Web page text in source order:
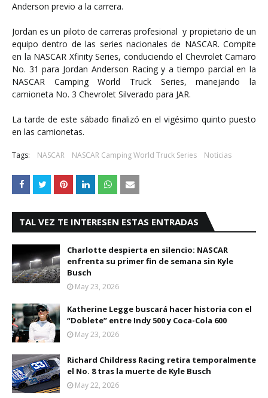
Anderson previo a la carrera.
Jordan es un piloto de carreras profesional y propietario de un
equipo dentro de las series nacionales de NASCAR. Compite
en la NASCAR Xfinity Series, conduciendo el Chevrolet Camaro
No. 31 para Jordan Anderson Racing y a tiempo parcial en la
NASCAR Camping World Truck Series, manejando la
camioneta No. 3 Chevrolet Silverado para JAR.
La tarde de este sábado finalizó en el vigésimo quinto puesto
en las camionetas.
Tags: NASCAR NASCAR Camping World Truck Series Noticias
TAL VEZ TE INTERESEN ESTAS ENTRADAS
Charlotte despierta en silencio: NASCAR
enfrenta su primer fin de semana sin Kyle
Busch
May 23, 2026
Katherine Legge buscará hacer historia con el
“Doblete” entre Indy 500 y Coca-Cola 600
May 23, 2026
Richard Childress Racing retira temporalmente
el No. 8 tras la muerte de Kyle Busch
May 22, 2026